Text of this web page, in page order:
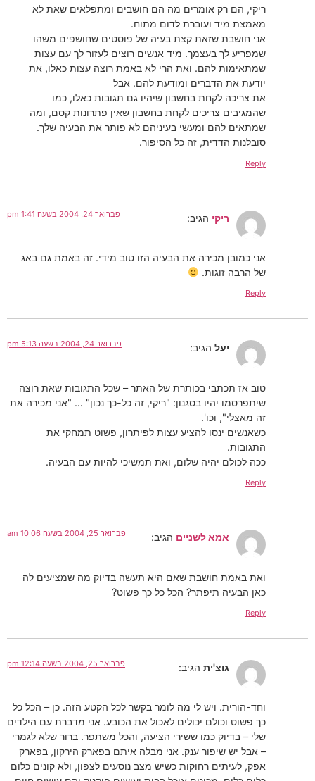
ריקי, הם רק אומרים מה הם חושבים ומתפלאים שאת לא
מאמצת מיד ועוברת לדום מתוח.
אני חושבת שזאת קצת בעיה של פוסטים שחושפים משהו
שמפריע לך בעצמך. מיד אנשים רוצים לעזור לך עם עצות
שמתאימות להם. ואת הרי לא באמת רוצה עצות כאלו, את
יודעת את הדברים ומודעת להם. אבל
את צריכה לקחת בחשבון שיהיו גם תגובות כאלו, כמו
שהמגיבים צריכים לקחת בחשבון שאין פתרונות קסם, ומה
שמתאים להם ומעשי בעיניהם לא פותר את הבעיה שלך.
סובלנות הדדית, זה כל הסיפור.
Reply
ריקי הגיב: פברואר 24, 2004 בשעה 1:41 pm
אני כמובן מכירה את הבעיה הזו טוב מידי. זה באמת גם באג
של הרבה זוגות.
Reply
יעל הגיב: פברואר 24, 2004 בשעה 5:13 pm
טוב אז תכתבי בכותרת של האתר – שכל התגובות שאת רוצה
שיתפרסמו יהיו בסגנון: "ריקי, זה כל-כך נכון" … "אני מכירה את
זה מאצלי", וכו'.
כשאנשים ינסו להציע עצות לפיתרון, פשוט תמחקי את
התגובות.
ככה לכולם יהיה שלום, ואת תמשיכי להיות עם הבעיה.
Reply
אמא לשניים הגיב: פברואר 25, 2004 בשעה 10:06 am
ואת באמת חושבת שאם היא תעשה בדיוק מה שמציעים לה
כאן הבעיה תיפתר? הכל כל כך פשוט?
Reply
גוצ'ית הגיב: פברואר 25, 2004 בשעה 12:14 pm
וחד-הורית. ויש לי מה לומר בקשר לכל הקטע הזה. כן – הכל כל
כך פשוט וכולם יכולים לאכול את הכובע. אני מדברת עם הילדים
שלי – בדיוק כמו ששירי הציעה, והכל משתפר. ברור שלא לגמרי
– אבל יש שיפור ענק. אני מבלה איתם בפארק הירקון, בפארק
אפק, לעיתים רחוקות כשיש מצב נוסעים לצפון, ולא קונים כלום